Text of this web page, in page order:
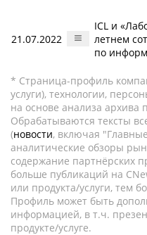
21.07.2022
ICL и
летнем
по
* Страница-профиль
услуги), технологии,
на основе анализа архива
Обрабатываются тексты
(новости, включая
аналитические обзоры
содержание партнёрских
больше публикаций на
или продукта/услуги, тем
Профиль может быть
информацией, в т.ч.
продукте/услуге.